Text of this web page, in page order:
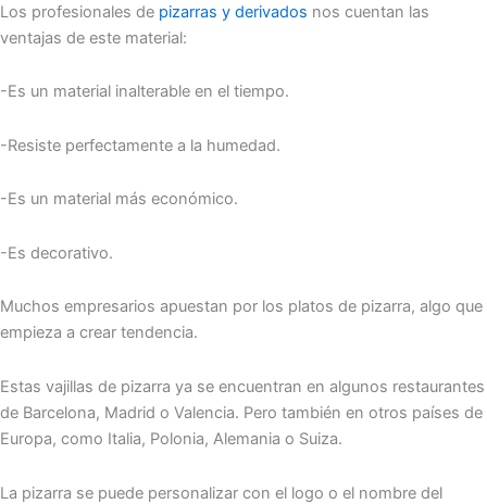
Los profesionales de pizarras y derivados nos cuentan las
ventajas de este material:
-Es un material inalterable en el tiempo.
-Resiste perfectamente a la humedad.
-Es un material más económico.
-Es decorativo.
Muchos empresarios apuestan por los platos de pizarra, algo que
empieza a crear tendencia.
Estas vajillas de pizarra ya se encuentran en algunos restaurantes
de Barcelona, Madrid o Valencia. Pero también en otros países de
Europa, como Italia, Polonia, Alemania o Suiza.
La pizarra se puede personalizar con el logo o el nombre del